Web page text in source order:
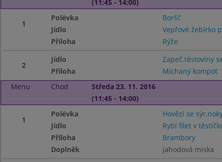
(11:45 - 14:00)
1
Polévka
Boršč
Jídlo
Vepřové žebírko
Příloha
Rýže
2
Jídlo
Zapeč.těstoviny
Příloha
Míchaný kompot
Menu
Chod
Středa 23. 11. 2016
(11:45 - 14:00)
1
Polévka
Hovězí se
Jídlo
Rybí filet v
Příloha
Brambory
Doplněk
jahodová miska